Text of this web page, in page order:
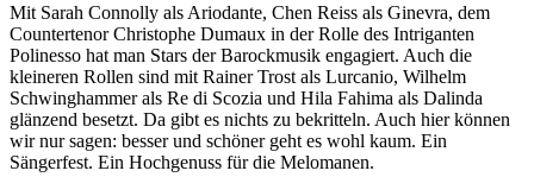
Mit Sarah Connolly als Ariodante, Chen Reiss als Ginevra, dem
Countertenor Christophe Dumaux in der Rolle des Intriganten
Polinesso hat man Stars der Barockmusik engagiert. Auch die
kleineren Rollen sind mit Rainer Trost als Lurcanio, Wilhelm
Schwinghammer als Re di Scozia und Hila Fahima als Dalinda
glänzend besetzt. Da gibt es nichts zu bekritteln. Auch hier können
wir nur sagen: besser und schöner geht es wohl kaum. Ein
Sängerfest. Ein Hochgenuss für die Melomanen.